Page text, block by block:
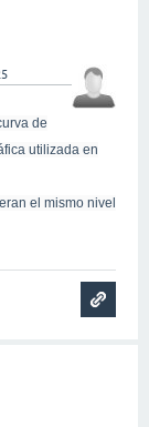
de
utilizada en
el mismo nivel